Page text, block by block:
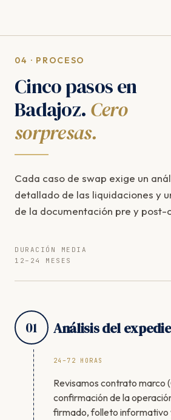
04 · PROCESO
Cinco pasos en
Badajoz. Cero
sorpresas.
Cada caso de swap exige un
detallado de las liquidaciones y
de la documentación pre y post-
DURACIÓN MEDIA
12–24 MESES
01 Análisis del
24–72 HORAS
Revisamos contrato marco
confirmación de la
firmado, folleto informativo